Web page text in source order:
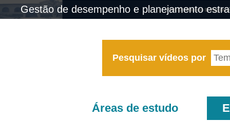
Gestão de desempenho e planejamento
Pesquisar vídeos por
Áreas de estudo